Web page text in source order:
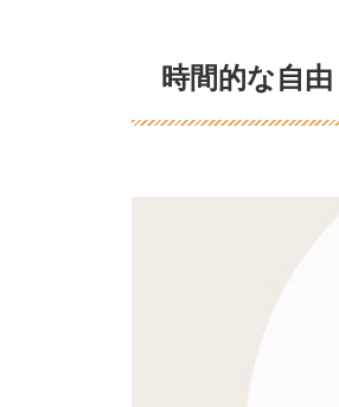
時間的な自由